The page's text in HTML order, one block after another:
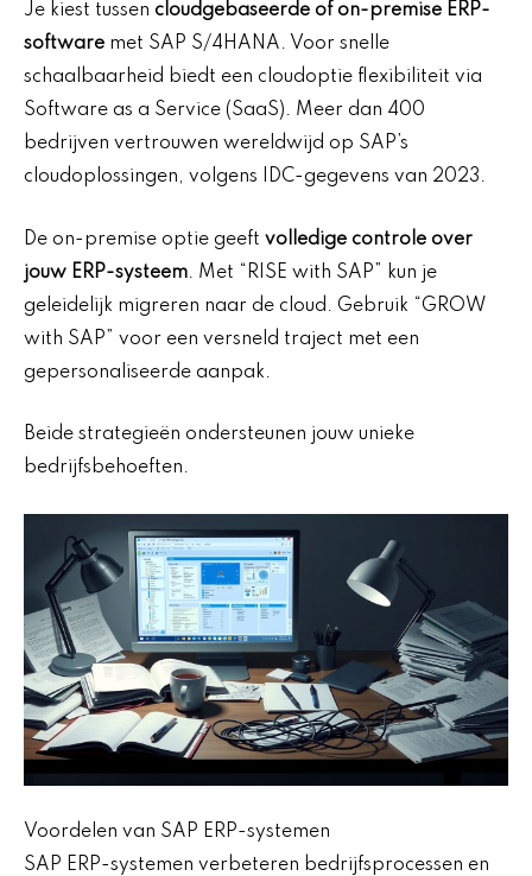
Je kiest tussen cloudgebaseerde of on-premise ERP-
software met SAP S/4HANA. Voor snelle
schaalbaarheid biedt een cloudoptie flexibiliteit via
Software as a Service (SaaS). Meer dan 400
bedrijven vertrouwen wereldwijd op SAP’s
cloudoplossingen, volgens IDC-gegevens van 2023.
De on-premise optie geeft volledige controle over
jouw ERP-systeem. Met “RISE with SAP” kun je
geleidelijk migreren naar de cloud. Gebruik “GROW
with SAP” voor een versneld traject met een
gepersonaliseerde aanpak.
Beide strategieën ondersteunen jouw unieke
bedrijfsbehoeften.
Voordelen van SAP ERP-systemen
SAP ERP-systemen verbeteren bedrijfsprocessen en